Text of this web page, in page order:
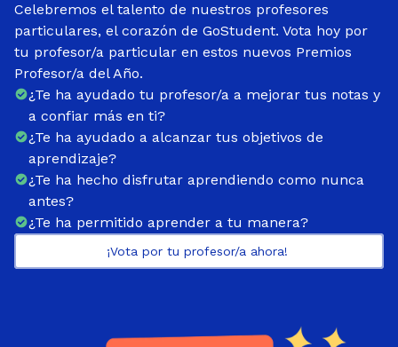
Celebremos el talento de nuestros profesores
particulares, el corazón de GoStudent. Vota hoy por
tu profesor/a particular en estos nuevos Premios
Profesor/a del Año.
¿Te ha ayudado tu profesor/a a mejorar tus notas y
a confiar más en ti?
¿Te ha ayudado a alcanzar tus objetivos de
aprendizaje?
¿Te ha hecho disfrutar aprendiendo como nunca
antes?
¿Te ha permitido aprender a tu manera?
¡Vota por tu profesor/a ahora!